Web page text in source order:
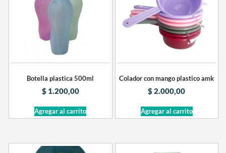
Botella plastica 500ml
$1.200,00
Agregar al carrito
Colador con mango plastico amk
$2.000,00
Agregar al carrito